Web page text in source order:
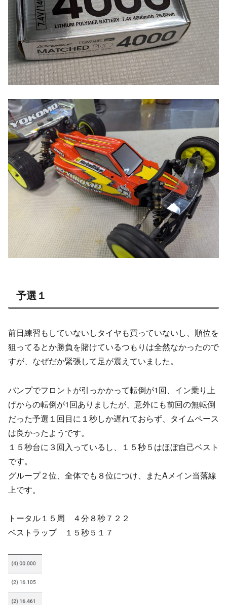
予選１
前日練習もしていないしタイヤも買っていないし、順位を
狙ってるとか勝負を賭けているつもりは全然なかったので
すが、なぜだか緊張して足が震えていました。
バンプでフロントが引っかかって転倒が1回、イン乗り上
げからの転倒が1回ありましたが、意外にも前回の無転倒
だった予選１回目に１秒しか遅れておらず、タイムペース
は良かったようです。
１５秒台に３回入っているし、１５秒５はほぼ自己ベスト
です。
グループ２位、全体でも８位につけ、またAメイン当落線
上です。
トータル１５周 ４分８秒７２２
ベストラップ １５秒５１７